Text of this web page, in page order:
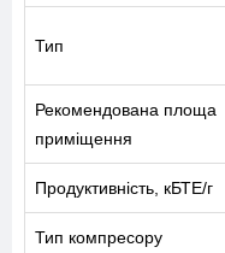
Тип
Рекомендована площа
приміщення
Продуктивність, кБТЕ/г
Тип компресору